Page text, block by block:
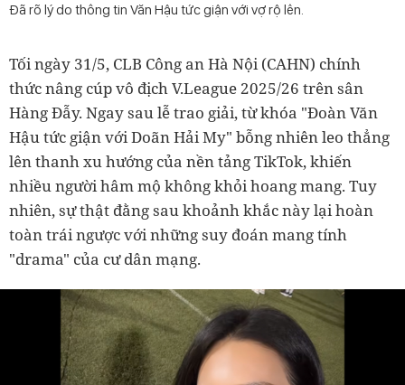
Đã rõ lý do thông tin Văn Hậu tức giận với vợ rộ lên.
Tối ngày 31/5, CLB Công an Hà Nội (CAHN) chính
thức nâng cúp vô địch V.League 2025/26 trên sân
Hàng Đẫy. Ngay sau lễ trao giải, từ khóa "Đoàn Văn
Hậu tức giận với Doãn Hải My" bỗng nhiên leo thẳng
lên thanh xu hướng của nền tảng TikTok, khiến
nhiều người hâm mộ không khỏi hoang mang. Tuy
nhiên, sự thật đằng sau khoảnh khắc này lại hoàn
toàn trái ngược với những suy đoán mang tính
"drama" của cư dân mạng.